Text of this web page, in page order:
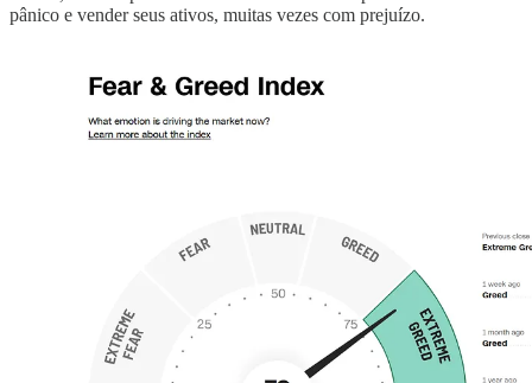
pânico e vender seus ativos, muitas vezes com prejuízo.